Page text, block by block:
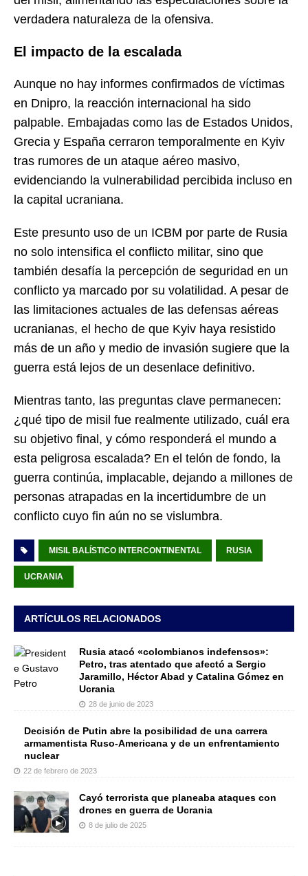
verdadera naturaleza de la ofensiva.
El impacto de la escalada
Aunque no hay informes confirmados de víctimas
en Dnipro, la reacción internacional ha sido
palpable. Embajadas como las de Estados Unidos,
Grecia y España cerraron temporalmente en Kyiv
tras rumores de un ataque aéreo masivo,
evidenciando la vulnerabilidad percibida incluso en
la capital ucraniana.
Este presunto uso de un ICBM por parte de Rusia
no solo intensifica el conflicto militar, sino que
también desafía la percepción de seguridad en un
conflicto ya marcado por su volatilidad. A pesar de
las limitaciones actuales de las defensas aéreas
ucranianas, el hecho de que Kyiv haya resistido
más de un año y medio de invasión sugiere que la
guerra está lejos de un desenlace definitivo.
Mientras tanto, las preguntas clave permanecen:
¿qué tipo de misil fue realmente utilizado, cuál era
su objetivo final, y cómo responderá el mundo a
esta peligrosa escalada? En el telón de fondo, la
guerra continúa, implacable, dejando a millones de
personas atrapadas en la incertidumbre de un
conflicto cuyo fin aún no se vislumbra.
MISIL BALÍSTICO INTERCONTINENTAL RUSIA
UCRANIA
ARTÍCULOS RELACIONADOS
Rusia atacó «colombianos indefensos»:
Petro, tras atentado que afectó a Sergio
Jaramillo, Héctor Abad y Catalina Gómez en
Ucrania
28 de junio de 2023
Decisión de Putin abre la posibilidad de una carrera
armamentista Ruso-Americana y de un enfrentamiento
nuclear
22 de febrero de 2023
Cayó terrorista que planeaba ataques con
drones en guerra de Ucrania
8 de julio de 2025